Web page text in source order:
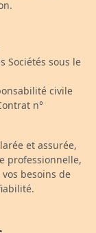
Sociétés sous le
civile
n°
et assurée,
professionnelle,
besoins de